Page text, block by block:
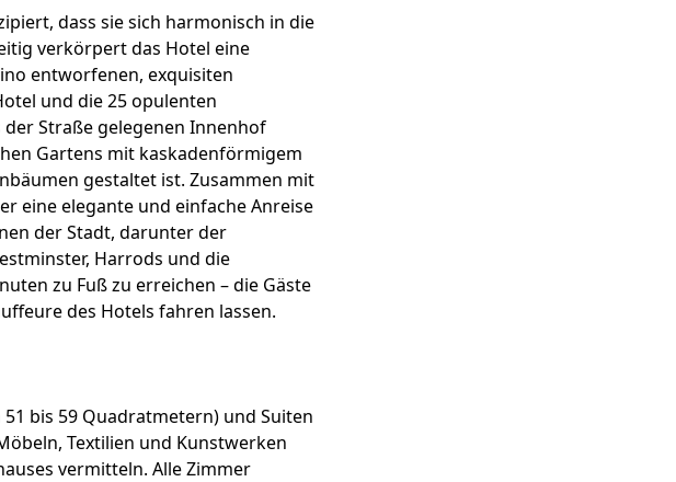
dass sie sich harmonisch in die
verkörpert das Hotel eine
entworfenen, exquisiten
und die 25 opulenten
Straße gelegenen Innenhof
Gartens mit kaskadenförmigem
gestaltet ist. Zusammen mit
eine elegante und einfache Anreise
der Stadt, darunter der
Harrods und die
zu Fuß zu erreichen – die Gäste
des Hotels fahren lassen.
bis 59 Quadratmetern) und Suiten
Textilien und Kunstwerken
vermitteln. Alle Zimmer